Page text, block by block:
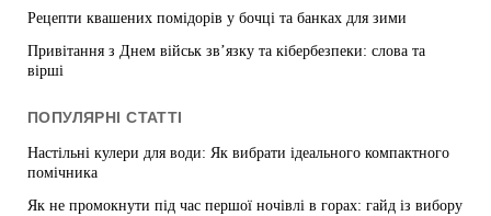
Рецепти квашених помідорів у бочці та банках для зими
Привітання з Днем військ зв’язку та кібербезпеки: слова та
вірші
ПОПУЛЯРНІ СТАТТІ
Настільні кулери для води: Як вибрати ідеального компактного
помічника
Як не промокнути під час першої ночівлі в горах: гайд із вибору